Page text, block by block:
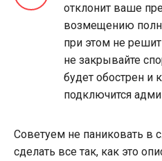
отклонит ваше
возмещению
при этом не
не закрывайте
будет обострен и
подключится
Советуем не паниковать в
сделать все так, как это